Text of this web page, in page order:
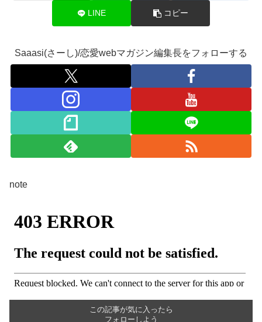
LINE コピー
Saaasi(さーし)/恋愛webマガジン編集長をフォローする
note
この記事が気に入ったら
フォローしよう